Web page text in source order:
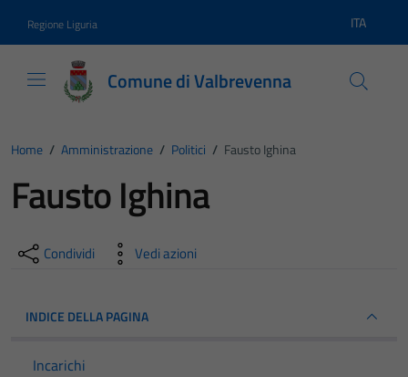
Regione Liguria Lingua
ITA
Comune di Valbrevenna
Home / Amministrazione / Politici / Fausto Ighina
Fausto Ighina
Condividi Vedi azioni
INDICE DELLA PAGINA
Incarichi